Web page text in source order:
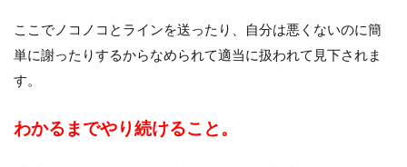
ここでノコノコとラインを送ったり、自分は悪くないのに簡
単に謝ったりするからなめられて適当に扱われて見下されま
す。
わかるまでやり続けること。